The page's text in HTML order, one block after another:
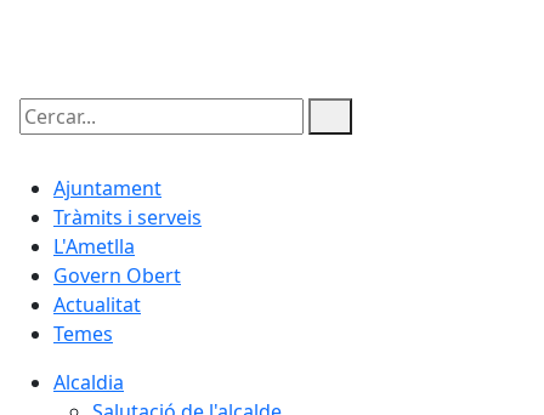
Cercar:
Ajuntament
Tràmits i serveis
L'Ametlla
Govern Obert
Actualitat
Temes
Alcaldia